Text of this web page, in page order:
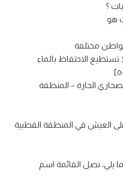
؟
هو
مواطن مختلفة
تستطيع الاحتفاظ بالماء
الحارة – المنطقة
العيش في المنطقة القطبية
يلي، نصل القائمة اسم